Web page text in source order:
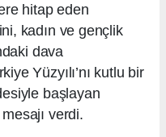
hitap eden
kadın ve gençlik
dava
Yüzyılı’nı kutlu bir
başlayan
verdi.